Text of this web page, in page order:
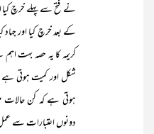
نے فتح سے پہلے خرچ کیا
کے بعد خرچ کیا اور جہاد
کریمہ کا یہ حصہ بہت
شکل اور کمیت ہوتی
ہوتی ہے کہ کن حالات
دونوں اعتبارات سے